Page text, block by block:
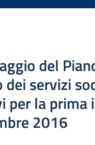
del
dei servizi
per la prima
2016